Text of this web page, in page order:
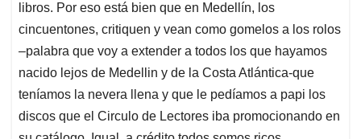
libros. Por eso está bien que en Medellín, los
cincuentones, critiquen y vean como gomelos a los rolos
–palabra que voy a extender a todos los que hayamos
nacido lejos de Medellin y de la Costa Atlántica-que
teníamos la nevera llena y que le pedíamos a papi los
discos que el Circulo de Lectores iba promocionando en